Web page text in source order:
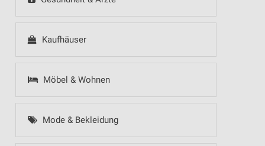
Kaufhäuser
Möbel & Wohnen
Mode & Bekleidung